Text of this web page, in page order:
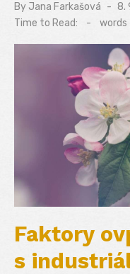
By Jana Farkašová
on
8.
Time to Read:
- words
Faktory
s